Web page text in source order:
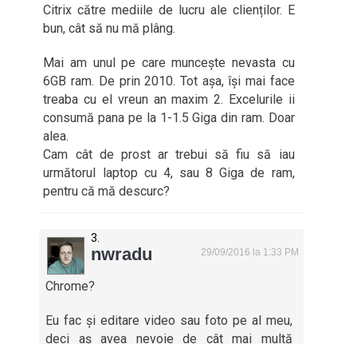
Citrix către mediile de lucru ale clienților. E
bun, cât să nu mă plâng.
Mai am unul pe care muncește nevasta cu
6GB ram. De prin 2010. Tot așa, își mai face
treaba cu el vreun an maxim 2. Excelurile ii
consumă pana pe la 1-1.5 Giga din ram. Doar
alea.
Cam cât de prost ar trebui să fiu să iau
următorul laptop cu 4, sau 8 Giga de ram,
pentru că mă descurc?
nwradu 29/09/2016 la 1:33 PM
Chrome?
Eu fac și editare video sau foto pe al meu,
deci aș avea nevoie de cât mai multă